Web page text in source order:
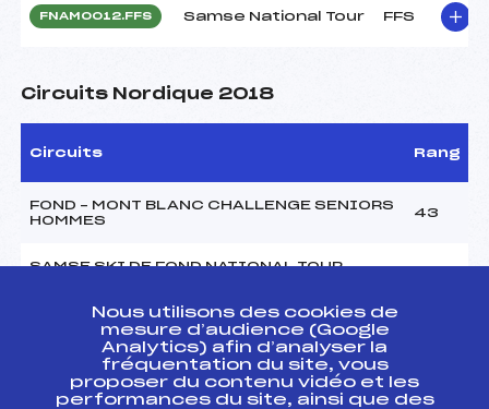
FNAM0012.FFS Samse National Tour FFS
Circuits Nordique 2018
Circuits Rang
FOND – MONT BLANC CHALLENGE SENIORS
HOMMES
43
SAMSE SKI DE FOND NATIONAL TOUR
MARATHON SKI TOUR HOMMES 2018
Résultats Nordique 2017
Nous utilisons des cookies de
mesure d’audience (Google
Analytics) afin d’analyser la
fréquentation du site, vous
proposer du contenu vidéo et les
performances du site, ainsi que des